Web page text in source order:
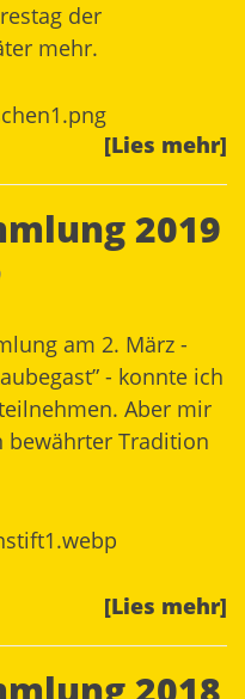
der
mehr.
[Lies mehr]
2019
am 2. März -
- konnte ich
Aber mir
bewährter Tradition
[Lies mehr]